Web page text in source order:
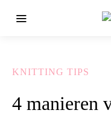
KNITTING TIPS
4 manieren